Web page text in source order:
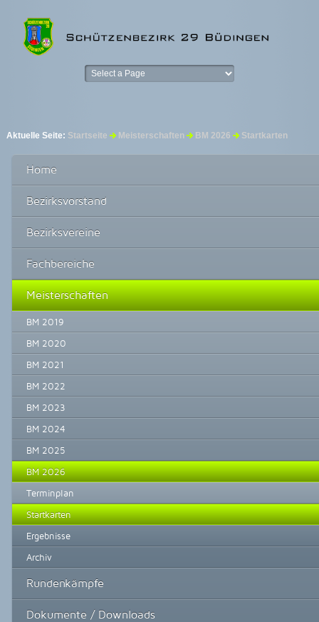
Aktuelle Seite: Startseite Meisterschaften BM 2026 Startkarten
Home
Bezirksvorstand
Bezirksvereine
Fachbereiche
Meisterschaften
BM 2019
BM 2020
BM 2021
BM 2022
BM 2023
BM 2024
BM 2025
BM 2026
Terminplan
Startkarten
Ergebnisse
Archiv
Rundenkämpfe
Dokumente / Downloads